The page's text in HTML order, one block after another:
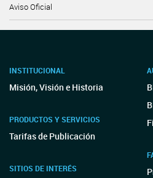
Aviso Oficial
INSTITUCIONAL
Misión, Visión e Historia
PRODUCTOS Y SERVICIOS
Tarifas de Publicación
SITIOS DE INTERÉS